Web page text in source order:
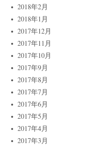
2018年2月
2018年1月
2017年12月
2017年11月
2017年10月
2017年9月
2017年8月
2017年7月
2017年6月
2017年5月
2017年4月
2017年3月